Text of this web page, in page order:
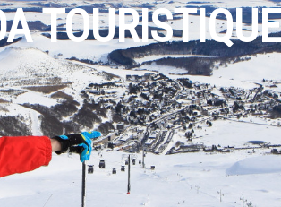
TOURISTIQUE